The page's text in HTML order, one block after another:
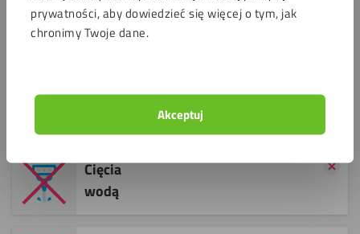
prywatności, aby dowiedzieć się więcej o tym, jak
chronimy Twoje dane.
Akceptuj
Toczenia
Cięcia
Cięcia
wodą